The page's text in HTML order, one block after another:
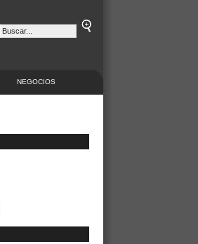
NEGOCIOS